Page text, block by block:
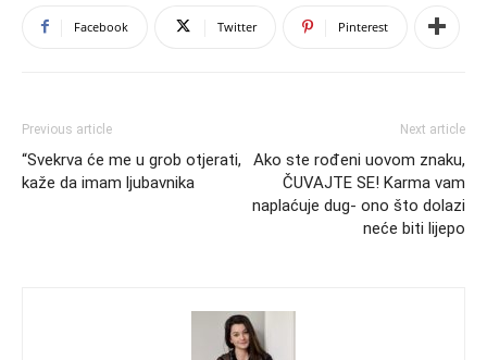
Facebook Twitter Pinterest
Previous article
“Svekrva će me u grob otjerati,
kaže da imam ljubavnika
Next article
Ako ste rođeni uovom znaku,
ČUVAJTE SE! Karma vam
naplaćuje dug- ono što dolazi
neće biti lijepo